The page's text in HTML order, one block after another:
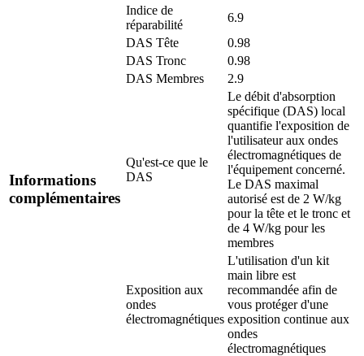
Informations
complémentaires
Indice de
réparabilité
6.9
DAS Tête
0.98
DAS Tronc
0.98
DAS Membres
2.9
Qu'est-ce que le
DAS
Le débit d'absorption
spécifique (DAS) local
quantifie l'exposition de
l'utilisateur aux ondes
électromagnétiques de
l'équipement concerné.
Le DAS maximal
autorisé est de 2 W/kg
pour la tête et le tronc et
de 4 W/kg pour les
membres
Exposition aux
ondes
électromagnétiques
L'utilisation d'un kit
main libre est
recommandée afin de
vous protéger d'une
exposition continue aux
ondes
électromagnétiques